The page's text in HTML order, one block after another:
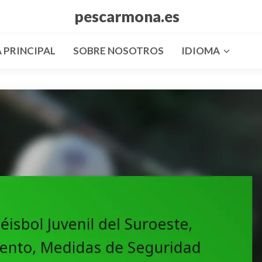
pescarmona.es
PRINCIPAL SOBRE NOSOTROS IDIOMA